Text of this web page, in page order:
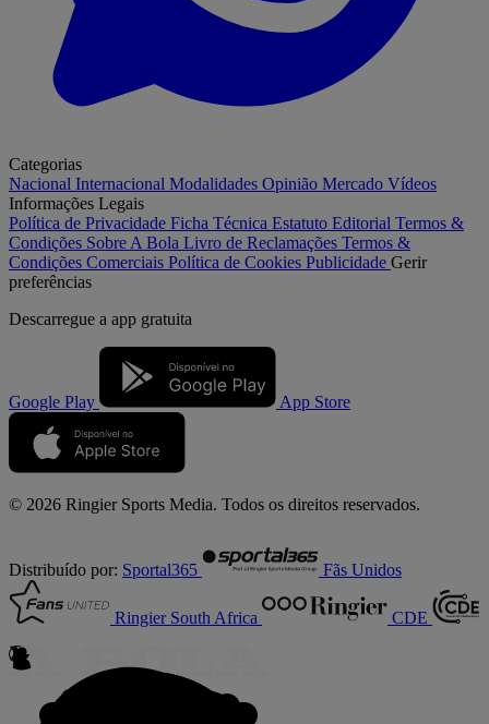
Categorias
Nacional Internacional Modalidades Opinião Mercado Vídeos
Informações Legais
Política de Privacidade Ficha Técnica Estatuto Editorial Termos &
Condições Sobre A Bola Livro de Reclamações Termos &
Condições Comerciais Política de Cookies Publicidade Gerir
preferências
Descarregue a app gratuita
Google Play App Store
© 2026 Ringier Sports Media. Todos os direitos reservados.
Distribuído por: Sportal365 Fãs Unidos
Ringier South Africa CDE